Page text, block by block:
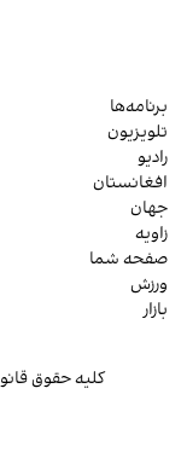
برنامه‌ها
تلویزیون
رادیو
افغانستان
جهان
زاویه
صفحه شما
ورزش
بازار
کلیه حقوق